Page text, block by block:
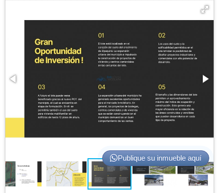
Publique su inmueble aquí